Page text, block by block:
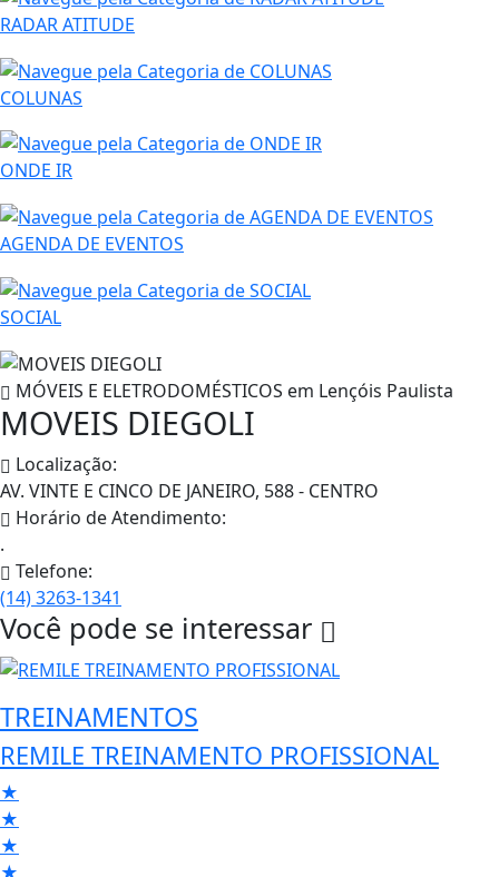
RADAR ATITUDE
COLUNAS
ONDE IR
AGENDA DE EVENTOS
SOCIAL
MÓVEIS E ELETRODOMÉSTICOS em Lençóis Paulista
MOVEIS DIEGOLI
Localização:
AV. VINTE E CINCO DE JANEIRO, 588 - CENTRO
Horário de Atendimento:
.
Telefone:
(14) 3263-1341
Você pode se interessar
TREINAMENTOS
REMILE TREINAMENTO PROFISSIONAL
★
★
★